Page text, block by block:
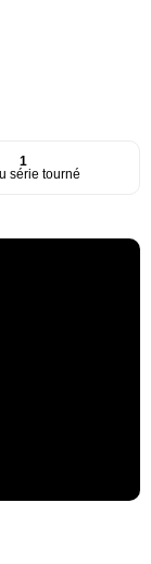
1
série tourné